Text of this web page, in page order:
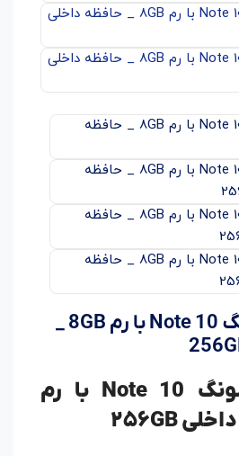
گوشی سامسونگ Note 10 با رم 8GB _
گوشی سامسونگ Note 10 با رم